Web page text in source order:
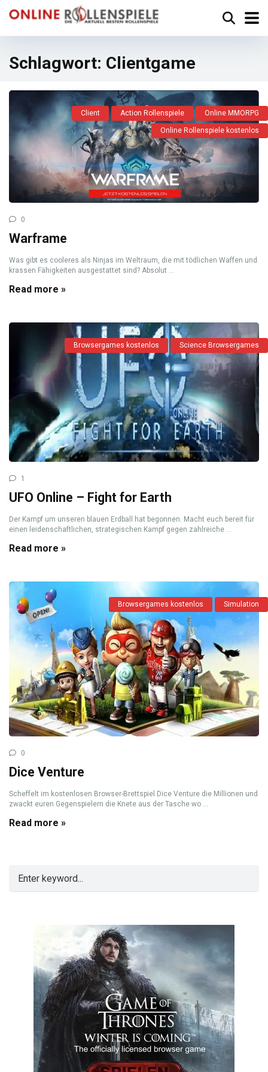
Schlagwort: Clientgame
Client Action Rollenspiele Online MMORPG
Online Rollenspiele kostenlos
0
Warframe
Was gibt es cooleres als Ninjas im Weltraum, die mit tödlichen Waffen und
krassen Fähigkeiten ausgestattet sind? Absolut ...
Read more »
Browsergames kostenlos Science Browsergames
1
UFO Online – Fight for Earth
Der Kampf um unseren blauen Erdball hat begonnen. Macht euch bereit für
einen leidenschaftlichen, strategischen Kampf gegen zahlreiche ...
Read more »
Browsergames kostenlos Simulation
0
Dice Venture
Scheffelt im kostenlosen Browser-Brettspiel Dice Venture die Millionen und
zwackt euren Gegenspielern die Knete aus der Tasche wo ...
Read more »